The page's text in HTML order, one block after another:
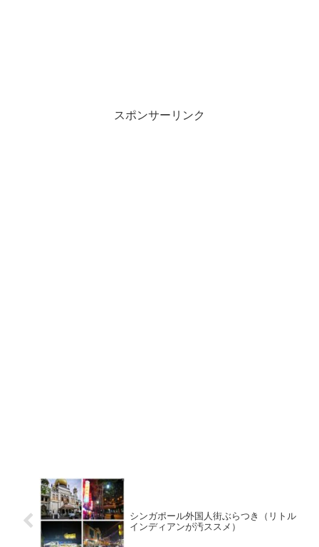
スポンサーリンク
シンガポール外国人街ぶらつき（リトル
インディアンが汚ススメ）